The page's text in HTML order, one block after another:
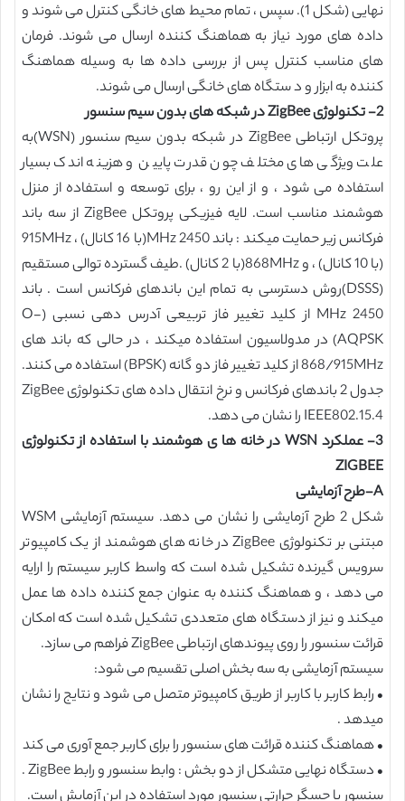
نهایی (شکل 1). سپس ، تمام محیط های خانگی کنترل می شوند و
داده های مورد نیاز به هماهنگ کننده ارسال می شوند. فرمان
های مناسب کنترل پس از بررسی داده ها به وسیله هماهنگ
کننده به ابزار و د ستگاه های خانگی ارسال می شوند.
2- تکنولوژی ZigBee در شبکه های بدون سیم سنسور
پروتکل ارتباطی ZigBee در شبکه بدون سیم سنسور (WSN)به
علت ویژگی های مختلف چون قدرت پایین و هزینه اندک بسیار
استفاده می شود ، و از این رو ، برای توسعه و استفاده از منزل
هوشمند مناسب است. لایه فیزیکی پروتکل ZigBee از سه باند
فرکانس زیر حمایت میکند : باند 2450 MHz(با 16 کانال) ، 915MHz
(با 10 کانال) ، و 868MHz(با 2 کانال) .طیف گسترده توالی مستقیم
(DSSS)روش دسترسی به تمام این باندهای فرکانس است . باند
2450 MHz از کلید تغییر فاز تربیعی آدرس دهی نسبی (O-
AQPSK) در مدولاسیون استفاده میکند ، در حالی که باند های
868/915MHz از کلید تغییر فاز دو گانه (BPSK) استفاده می کنند.
جدول 2 باندهای فرکانس و نرخ انتقال داده های تکنولوژی ZigBee
IEEE802.15.4 را نشان می دهد.
3- عملکرد WSN در خانه ها ی هوشمند با استفاده از تکنولوژی
ZIGBEE
A-طرح آزمایشی
شکل 2 طرح آزمایشی را نشان می دهد. سیستم آزمایشی WSM
مبتنی بر تکنولوژی ZigBee در خانه های هوشمند از یک کامپیوتر
سرویس گیرنده تشکیل شده است که واسط کاربر سیستم را ارایه
می دهد ، و هماهنگ کننده به عنوان جمع کننده داده ها عمل
میکند و نیز از دستگاه های متعددی تشکیل شده است که امکان
قرائت سنسور را روی پیوندهای ارتباطی ZigBee فراهم می سازد.
سیستم آزمایشی به سه بخش اصلی تقسیم می شود:
• رابط کاربر با کاربر از طریق کامپیوتر متصل می شود و نتایج را نشان
میدهد .
• هماهنگ کننده قرائت های سنسور را برای کاربر جمع آوری می کند
• دستگاه نهایی متشکل از دو بخش : وابط سنسور و رابط ZigBee .